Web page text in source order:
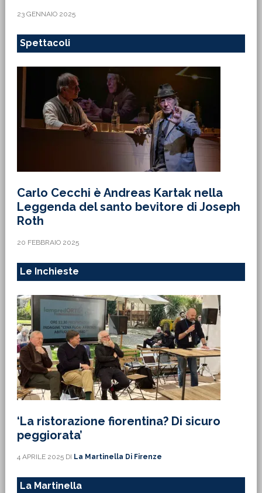
23 GENNAIO 2025
Spettacoli
Carlo Cecchi è Andreas Kartak nella
Leggenda del santo bevitore di Joseph
Roth
20 FEBBRAIO 2025
Le Inchieste
‘La ristorazione fiorentina? Di sicuro
peggiorata’
4 APRILE 2025DI La Martinella Di Firenze
La Martinella